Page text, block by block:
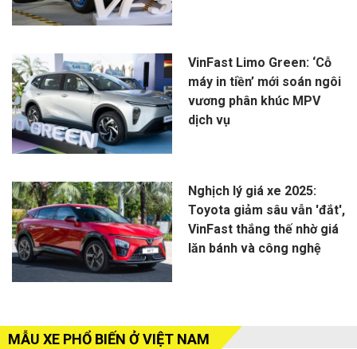
VinFast Limo Green: ‘Cỗ
máy in tiền’ mới soán ngôi
vương phân khúc MPV
dịch vụ
Nghịch lý giá xe 2025:
Toyota giảm sâu vẫn 'đắt',
VinFast thắng thế nhờ giá
lăn bánh và công nghệ
MẪU XE PHỔ BIẾN Ở VIỆT NAM